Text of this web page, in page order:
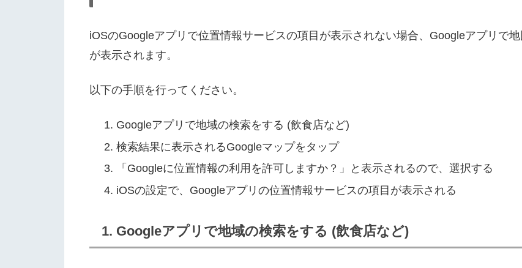
iOSのGoogleアプリで位置情報サービスの項目が表示されない場合、Googleアプリで
が表示されます。
以下の手順を行ってください。
Googleアプリで地域の検索をする (飲食店など)
検索結果に表示されるGoogleマップをタップ
「Googleに位置情報の利用を許可しますか？」と表示されるので、選択する
iOSの設定で、Googleアプリの位置情報サービスの項目が表示される
1. Googleアプリで地域の検索をする (飲食店など)